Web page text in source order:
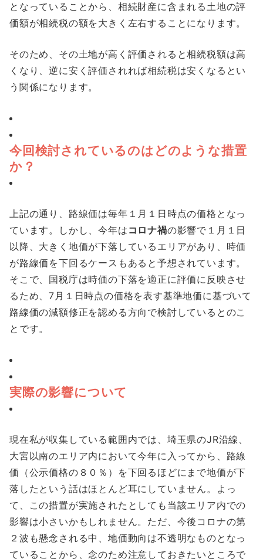
となっていることから、相続財産に含まれる土地の評
価額が相続税の額を大きく左右することになります。
そのため、その土地が高く評価されると相続税額は高
くなり、逆に安く評価されれば相続税は安くなるとい
う関係になります。
今回検討されているのはどのような措置
か？
上記の通り、路線価は毎年１月１日時点の価格となっ
ています。しかし、今年は コロナ禍の影響で１月１日
以降、大きく地価が下落しているエリアがあり、時価
が路線価を下回るケースもあると予想されています。
そこで、国税庁は時価の下落を適正に評価に反映させ
るため、7月１日時点の価格を表す基準地価に基づいて
路線価の減額修正を認める方向で検討しているとのこ
とです。
実際の影響について
現在私が収集している範囲内では、埼玉県のJR沿線、
大宮以南のエリア内において今年に入ってから、路線
価（公示価格の８０％）を下回るほどにまで地価が下
落したという話はほとんど耳にしていません。よっ
て、この措置が実施されたとしても当該エリア内での
影響は小さいかもしれません。ただ、今後コロナの第
２波も懸念される中、地価動向は不透明なものとなっ
ていることから、念のため注意しておきたいところで